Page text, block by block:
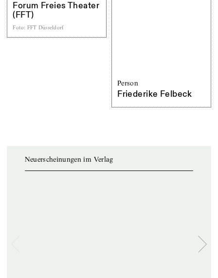
Forum Freies Theater
(FFT)
Foto: FFT Düsseldorf
Person
Friederike Felbeck
Neuerscheinungen im Verlag